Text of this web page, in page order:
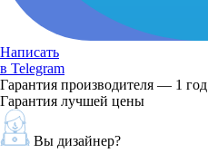
Написать
в Telegram
Гарантия производителя — 1 год
Гарантия лучшей цены
Вы дизайнер?